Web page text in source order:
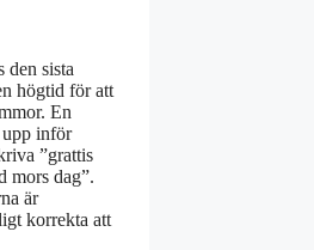
den sista
högtid för att
En
inför
”grattis
mors dag”.
är
korrekta att